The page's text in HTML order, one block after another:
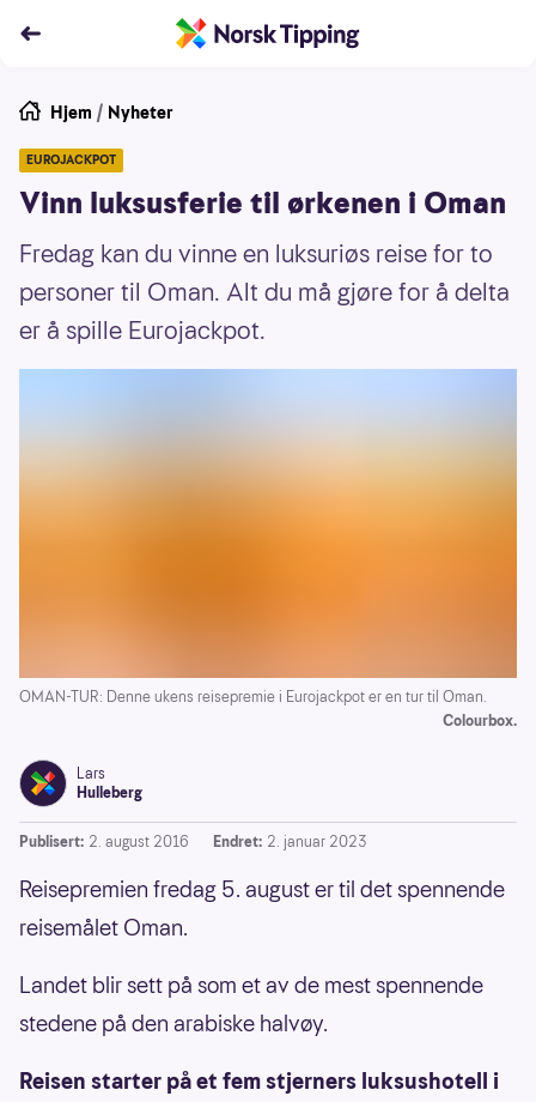
Hjem / Nyheter
EUROJACKPOT
Vinn luksusferie til ørkenen i Oman
Fredag kan du vinne en luksuriøs reise for to
personer til Oman. Alt du må gjøre for å delta
er å spille Eurojackpot.
OMAN-TUR: Denne ukens reisepremie i Eurojackpot er en tur til Oman.
Colourbox.
Lars
Hulleberg
Publisert: 2. august 2016 Endret: 2. januar 2023
Reisepremien fredag 5. august er til det spennende
reisemålet Oman.
Landet blir sett på som et av de mest spennende
stedene på den arabiske halvøy.
Reisen starter på et fem stjerners luksushotell i